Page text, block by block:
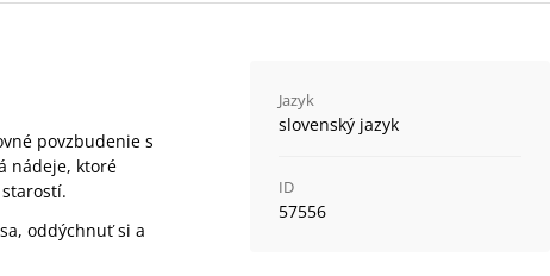
povzbudenie s
nádeje, ktoré
oddýchnuť si a
Jazyk
slovenský jazyk
ID
57556